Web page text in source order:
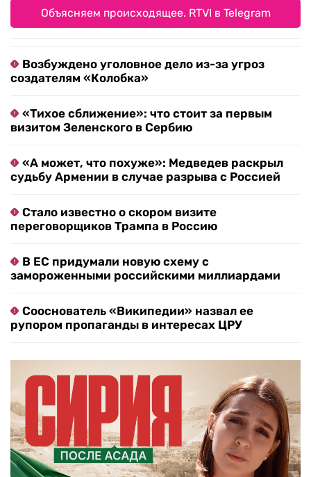
Объясняем происходящее. RTVI в Telegram
Возбуждено уголовное дело из-за угроз
создателям «Колобка»
«Тихое сближение»: что стоит за первым
визитом Зеленского в Сербию
«А может, что похуже»: Медведев раскрыл
судьбу Армении в случае разрыва с Россией
Стало известно о скором визите
переговорщиков Трампа в Россию
В ЕС придумали новую схему с
замороженными российскими миллиардами
Сооснователь «Википедии» назвал ее
рупором пропаганды в интересах ЦРУ